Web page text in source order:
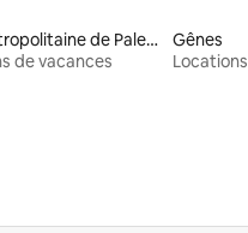
Ville métropolitaine de Palerme
de vacances
Gênes